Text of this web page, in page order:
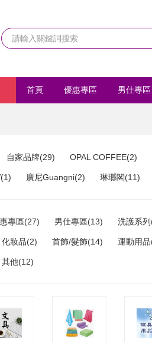
首頁 優惠專區 男仕專區
自家品牌(29) OPAL COFFEE(2)
廣尼Guangni(2) 琳瑯閣(11)
專區(27) 男仕專區(13) 洗護系
化妝品(2) 首飾/髮飾(14) 運動用
其他(12)